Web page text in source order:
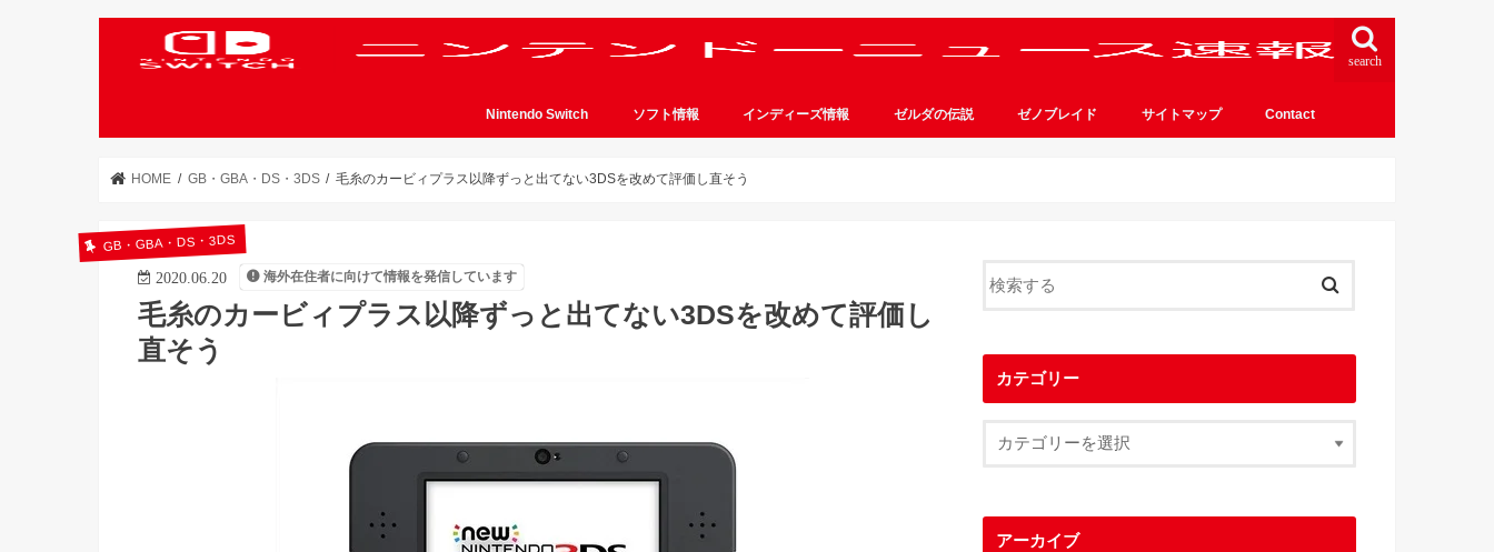
search
Nintendo Switch ソフト情報 インディーズ情報 ゼルダの伝説 ゼノブレイド サイトマップ Contact
HOME GB・GBA・DS・3DS 毛糸のカービィプラス以降ずっと出てない3DSを改めて評価し直そう
GB・GBA・DS・3DS
2020.06.20 海外在住者に向けて情報を発信しています
毛糸のカービィプラス以降ずっと出てない3DSを改めて評価し
直そう
カテゴリー
アーカイブ